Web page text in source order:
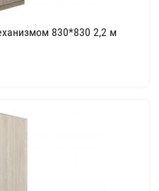
830*830 2,2 м